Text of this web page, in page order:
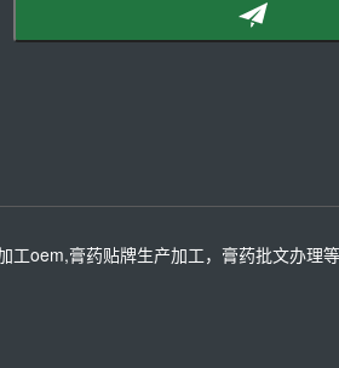
oem,膏药贴牌生产加工，膏药批文办理